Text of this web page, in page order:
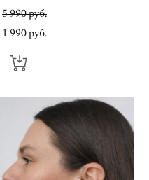
5 990 pуб.
1 990 pуб.